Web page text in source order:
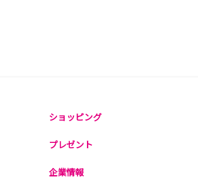
ショッピング
プレゼント
企業情報